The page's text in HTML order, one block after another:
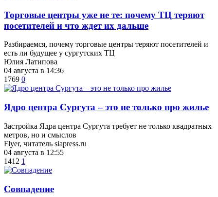
Торговые центры уже не те: почему ТЦ теряют
посетителей и что ждет их дальше
Разбираемся, почему торговые центры теряют посетителей и
есть ли будущее у сургутских ТЦ
Юлия Латипова
04 августа в 14:36
1769 0
​Ядро центра Сургута ‒ это не только про жилье
Застройка Ядра центра Сургута требует не только квадратных
метров, но и смыслов
Flyer, читатель siapress.ru
04 августа в 12:55
1412 1
​Совпадение